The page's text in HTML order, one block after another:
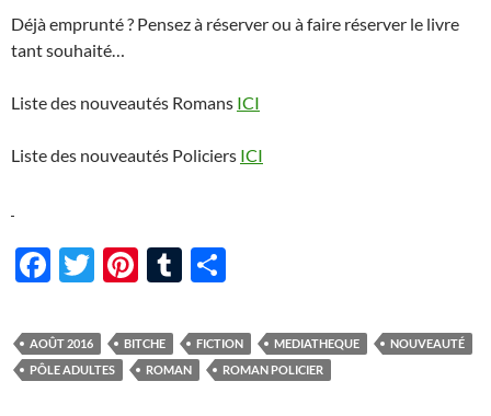
Déjà emprunté ? Pensez à réserver ou à faire réserver le livre
tant souhaité…
Liste des nouveautés Romans ICI
Liste des nouveautés Policiers ICI
F
e
b
T
itt
er
Pi
er
es
T
m
bl
ta
g
AOÛT 2016 BITCHE FICTION MEDIATHEQUE
NOUVEAUTÉ
PÔLE ADULTES
ROMAN ROMAN POLICIER